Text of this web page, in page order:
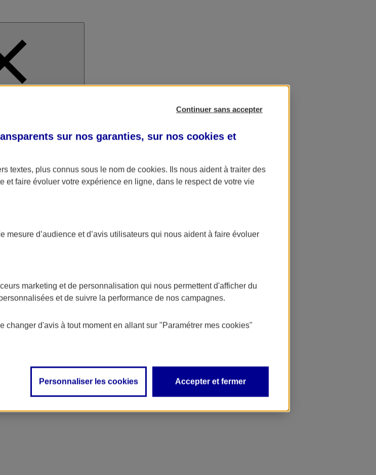
Continuer sans accepter
sur nos garanties, sur nos cookies et
textes, plus connus sous le nom de cookies. Ils nous aident à traiter des
et faire évoluer votre expérience en ligne, dans le respect de votre vie
mesure d’audience et d’avis utilisateurs qui nous aident à faire évoluer
marketing et de personnalisation qui nous permettent d'afficher du
et de suivre la performance de nos campagnes.
changer d'avis à tout moment en allant sur "Paramétrer mes cookies"
Personnaliser les cookies Accepter et fermer